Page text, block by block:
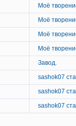
Моё
Моё
Моё
Моё
Завод.
sashok07
sashok07
sashok07